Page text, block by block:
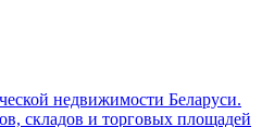
недвижимости Беларуси.
складов и торговых площадей